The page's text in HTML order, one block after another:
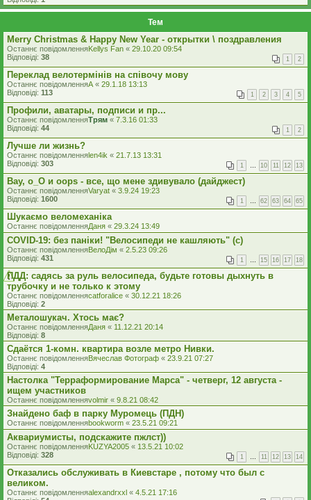
Тем
Merry Christmas & Happy New Year - открытки \ поздравления
Останнє повідомленняKellys Fan « 29.10.20 09:54
Відповіді: 38 1 2
Переклад велотермінів на співочу мову
Останнє повідомленняA « 29.1.18 13:13
Відповіді: 113 1 2 3 4 5
Профили, аватары, подписи и пр...
Останнє повідомленняТрям « 7.3.16 01:33
Відповіді: 44 1 2
Лучше ли жизнь?
Останнє повідомленняlen4ik « 21.7.13 13:31
Відповіді: 303 1 … 10 11 12 13
Вау, о_О и oops - все, що мене здивувало (дайджест)
Останнє повідомленняVaryat « 3.9.24 19:23
Відповіді: 1600 1 … 62 63 64 65
Шукаємо веломеханіка
Останнє повідомленняДаня « 29.3.24 13:49
COVID-19: без паніки! "Велосипеди не кашляють" (с)
Останнє повідомленняВелоДім « 2.5.23 09:26
Відповіді: 431 1 … 15 16 17 18
ПДД: садясь за руль велосипеда, будьте готовы дыхнуть в
трубочку и не только к этому
Останнє повідомленняcatforalice « 30.12.21 18:26
Відповіді: 2
Металошукач. Хтось має?
Останнє повідомленняДаня « 11.12.21 20:14
Відповіді: 8
Сдаётся 1-комн. квартира возле метро Нивки.
Останнє повідомленняВячеслав Фотограф « 23.9.21 07:27
Відповіді: 4
Настолка "Терраформирование Марса" - четверг, 12 августа -
ищем участников
Останнє повідомленняvolmir « 9.8.21 08:42
Знайдено баф в парку Муромець (ПДН)
Останнє повідомленняbookworm « 23.5.21 09:21
Аквариумисты, подскажите пжлст))
Останнє повідомленняKUZYA2005 « 13.5.21 10:02
Відповіді: 328 1 … 11 12 13 14
Отказались обслуживать в Киевстаре , потому что был с
великом.
Останнє повідомленняalexandrxxl « 4.5.21 17:16